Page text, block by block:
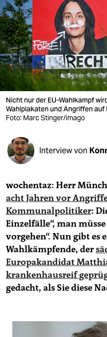
berlin
nord
wahrheit
verlag
verlag
veranstaltungen
fragen & hilfe
abo
genossenschaft
epaper login
Nicht nur der EU-Wahlkampf
Wahlplakaten und Angriffen
Foto: Marc Stinger/imago
Interview von
wochentaz: Herr
acht Jahren vor
Kommunalpolitiker:
Einzelfälle“, man
vorgehen“. Nun gibt es
Wahlkämpfende, der
Europakandidat
krankenhausreif
gedacht, als Sie diese